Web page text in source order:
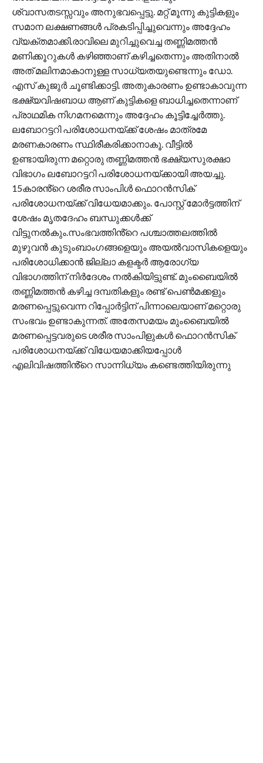
ശ്വാസതടസ്സവും അനുഭവപ്പെട്ടു. മറ്റ് മൂന്നു കുട്ടികളും
സമാന ലക്ഷണങ്ങൾ പ്രകടിപ്പിച്ചുവെന്നും അദ്ദേഹം
വ്യക്തമാക്കി.രാവിലെ മുറിച്ചുവെച്ച തണ്ണിമത്തൻ
മണിക്കൂറുകൾ കഴിഞ്ഞാണ് കഴിച്ചതെന്നും അതിനാൽ
അത് മലിനമാകാനുള്ള സാധ്യതയുണ്ടെന്നും ഡോ.
എസ് കുജുർ ചൂണ്ടിക്കാട്ടി. അതുകാരണം ഉണ്ടാകാവുന്ന
ഭക്ഷ്യവിഷബാധ ആണ് കുട്ടികളെ ബാധിച്ചതെന്നാണ്
പ്രാഥമിക നിഗമനമെന്നും അദ്ദേഹം കൂട്ടിച്ചേർത്തു.
ലബോറട്ടറി പരിശോധനയ്ക്ക് ശേഷം മാത്രമേ
മരണകാരണം സ്ഥിരീകരിക്കാനാകൂ. വീട്ടിൽ
ഉണ്ടായിരുന്ന മറ്റൊരു തണ്ണിമത്തൻ ഭക്ഷ്യസുരക്ഷാ
വിഭാഗം ലബോറട്ടറി പരിശോധനയ്ക്കായി അയച്ചു.
15കാരൻ്റെ ശരീര സാംപിൾ ഫൊറൻസിക്
പരിശോധനയ്ക്ക് വിധേയമാക്കും. പോസ്റ്റ് മോർട്ടത്തിന്
ശേഷം മൃതദേഹം ബന്ധുക്കൾക്ക്
വിട്ടുനൽകും.സംഭവത്തിൻ്റെ പശ്ചാത്തലത്തിൽ
മുഴുവൻ കുടുംബാംഗങ്ങളെയും അയൽവാസികളെയും
പരിശോധിക്കാൻ ജില്ലാ കളക്ടർ ആരോഗ്യ
വിഭാഗത്തിന് നിർദേശം നൽകിയിട്ടുണ്ട്. മുംബൈയിൽ
തണ്ണിമത്തൻ കഴിച്ച ദമ്പതികളും രണ്ട് പെൺമക്കളും
മരണപ്പെട്ടുവെന്ന റിപ്പോർട്ടിന് പിന്നാലെയാണ് മറ്റൊരു
സംഭവം ഉണ്ടാകുന്നത്. അതേസമയം മുംബൈയിൽ
മരണപ്പെട്ടവരുടെ ശരീര സാംപിളുകൾ ഫൊറൻസിക്
പരിശോധനയ്ക്ക് വിധേയമാക്കിയപ്പോൾ
എലിവിഷത്തിൻ്റെ സാന്നിധ്യം കണ്ടെത്തിയിരുന്നു